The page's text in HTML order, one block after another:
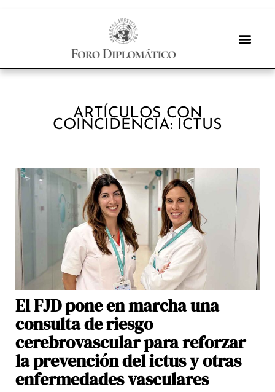
ARTÍCULOS CON
COINCIDENCIA: ICTUS
El FJD pone en marcha una
consulta de riesgo
cerebrovascular para reforzar
la prevención del ictus y otras
enfermedades vasculares